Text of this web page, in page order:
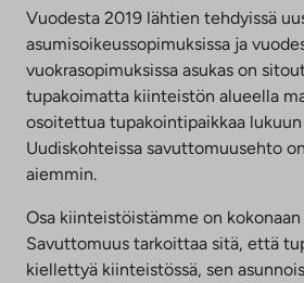
Vuodesta 2019 lähtien tehdyissä
asumisoikeussopimuksissa ja
vuokrasopimuksissa asukas on
tupakoimatta kiinteistön alueella
osoitettua tupakointipaikkaa
Uudiskohteissa savuttomuusehto
aiemmin.
Osa kiinteistöistämme on
Savuttomuus tarkoittaa sitä, että
kiellettyä kiinteistössä, sen